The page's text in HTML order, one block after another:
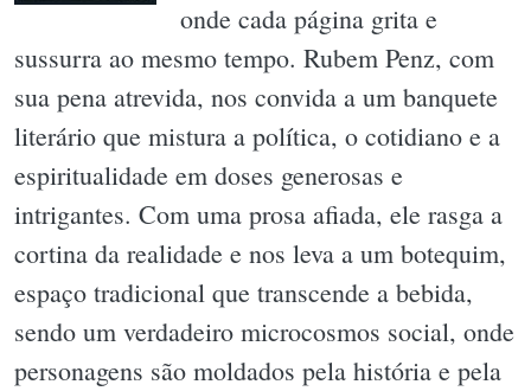
onde cada página grita e
sussurra ao mesmo tempo. Rubem Penz, com
sua pena atrevida, nos convida a um banquete
literário que mistura a política, o cotidiano e a
espiritualidade em doses generosas e
intrigantes. Com uma prosa afiada, ele rasga a
cortina da realidade e nos leva a um botequim,
espaço tradicional que transcende a bebida,
sendo um verdadeiro microcosmos social, onde
personagens são moldados pela história e pela